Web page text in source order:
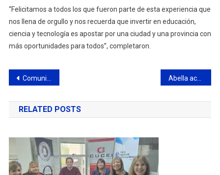
“Felicitamos a todos los que fueron parte de esta experiencia que
nos llena de orgullo y nos recuerda que invertir en educación,
ciencia y tecnología es apostar por una ciudad y una provincia con
más oportunidades para todos”, completaron.
Navegación
de
entradas
Comunicado de Petromining
RELATED POSTS